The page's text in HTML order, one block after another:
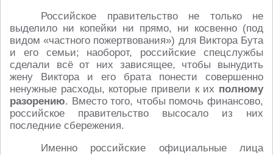
Российское правительство не только не
выделило ни копейки ни прямо, ни косвенно (под
видом «частного пожертвования») для Виктора Бута
и его семьи; наоборот, российские спецслужбы
сделали всё от них зависящее, чтобы вынудить
жену Виктора и его брата понести совершенно
ненужные расходы, которые привели к их полному
разорению. Вместо того, чтобы помочь финансово,
российское правительство высосало из них
последние сбережения.
Именно российские официальные лица